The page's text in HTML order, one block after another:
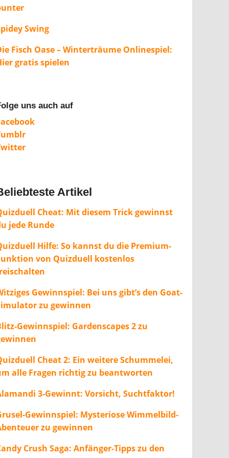
Swing
Fisch Oase – Winterträume Onlinespiel:
gratis spielen
uns auch auf
Artikel
Cheat: Mit diesem Trick gewinnst
jede Runde
Hilfe: So kannst du die Premium-
von Quizduell kostenlos
Gewinnspiel: Bei uns gibt’s den Goat-
zu gewinnen
Gewinnspiel: Gardenscapes 2 zu
Cheat 2: Ein weitere Schummelei,
alle Fragen richtig zu beantworten
3-Gewinnt: Vorsicht, Suchtfaktor!
Gewinnspiel: Mysteriose Wimmelbild-
zu gewinnen
Crush Saga: Anfänger-Tipps zu den